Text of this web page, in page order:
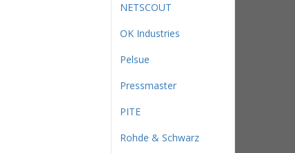
NETSCOUT
OK Industries
Pelsue
Pressmaster
PITE
Rohde & Schwarz